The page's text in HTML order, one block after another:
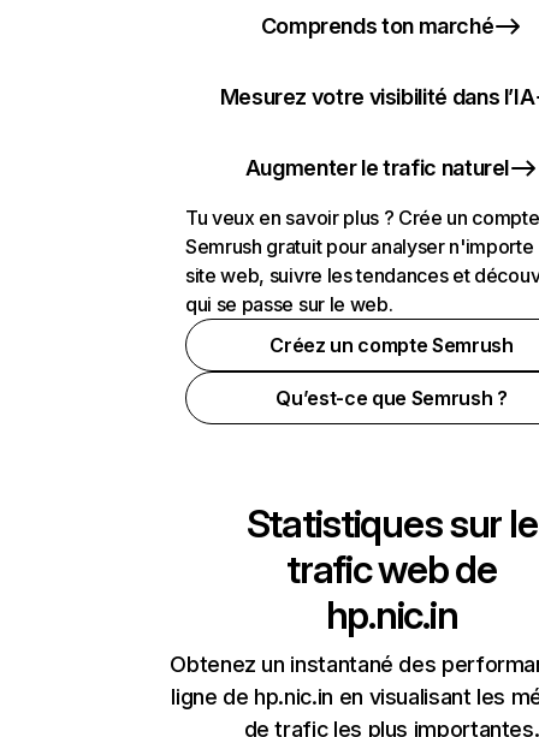
Comprends ton marché
Mesurez votre visibilité dans l’IA
Augmenter le trafic naturel
Tu veux en savoir plus ? Crée un compte
Semrush gratuit pour analyser n'importe
site web, suivre les tendances et
qui se passe sur le web.
Créez un compte Semrush
Qu’est-ce que Semrush ?
Statistiques sur le
trafic web de
hp.nic.in
Obtenez un instantané des
ligne de hp.nic.in en visualisant les
de trafic les plus importantes.